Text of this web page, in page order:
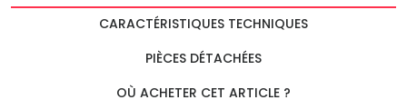
CARACTÉRISTIQUES TECHNIQUES
PIÈCES DÉTACHÉES
OÙ ACHETER CET ARTICLE ?